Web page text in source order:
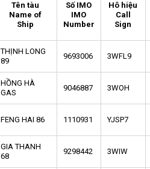
Tên tàu
Name of
Ship
Số IMO
IMO
Number
Hô hiệu
Call
Sign
THỊNH LONG
89
9693006 3WFL9
HỒNG HÀ
GAS
9046887 3WOH
FENG HAI 86 1110931 YJSP7
GIA THANH
68
9298442 3WIW